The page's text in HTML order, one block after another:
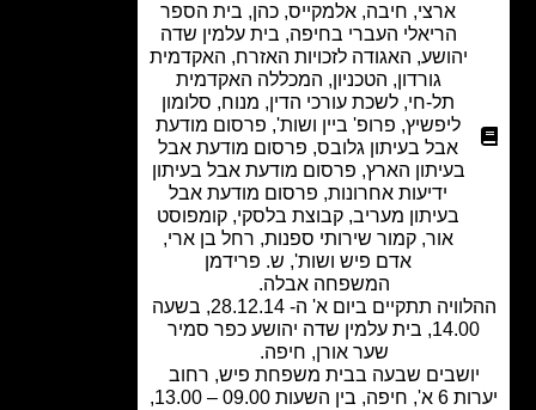
ארצי, חיבה, אלמקייס, כהן,בית הספר
הריאלי העברי בחיפה,בית עלמין שדה
האגודה לזכויות האזרח,האקדמית
הטכניון,המכללה האקדמית
לשכת עורכי הדין,מנוח,סלומון
ליפשיץ
,פרופ' ביין ושות',פרסום מודעת
אבל בעיתון גלובס, פרסום מודעת אבל
בעיתון הארץ,פרסום מודעת אבל בעיתון
ידיעות אחרונות,פרסום מודעת אבל
בעיתון מעריב, קבוצת בלסקי, קומפוסט
קמור שירותי ספנות, רחל בן ארי,
אדם פיש ושות',ש. פרידמן
המשפחה אבלה.
ההלוויה תתקיים ביום א' ה- 28.12.14, בשעה
14.00, בית עלמין שדה יהושע כפר סמיר
שער אורן, חיפה.
שבעה בבית משפחת פיש, רחוב
יערות 6 א', חיפה, בין השעות 09.00 – 13.00,